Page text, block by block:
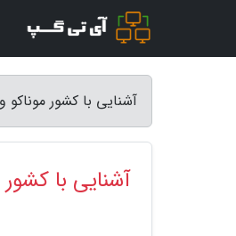
آشنایی با کشور
آشنایی با